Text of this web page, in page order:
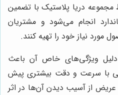
دریا پلاستیک با تضمین
انجام می‌شود و مشتریان
مورد نیاز خود را تهیه کنند.
دلیل ویژگی‌های خاص آن باعث
با سرعت و دقت بیشتری پیش
از آسیب دیدن آن‌ها در اثر